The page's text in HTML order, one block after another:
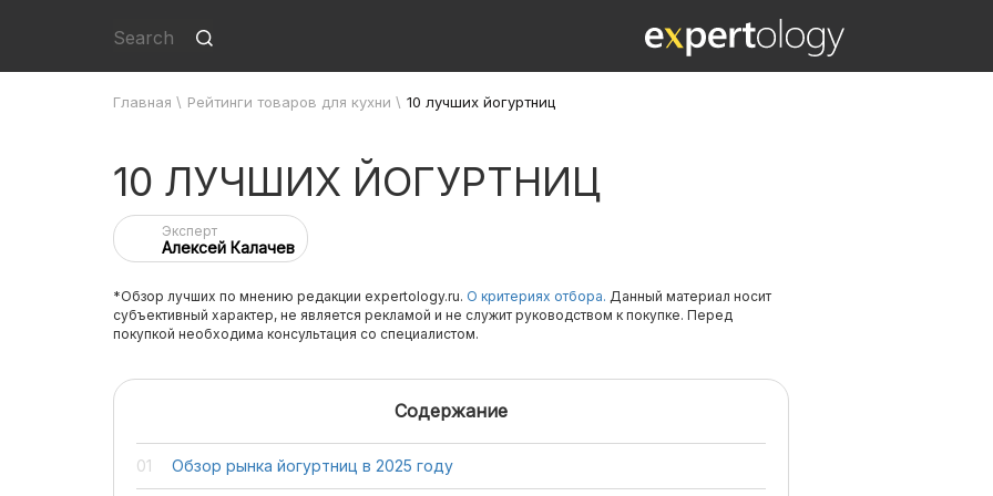
Главная \ Рейтинги товаров для кухни \ 10 лучших йогуртниц
10 ЛУЧШИХ ЙОГУРТНИЦ
Эксперт
Алексей Калачев
*Обзор лучших по мнению редакции expertology.ru. О критериях отбора. Данный материал носит
субъективный характер, не является рекламой и не служит руководством к покупке. Перед
покупкой необходима консультация со специалистом.
Содержание
Обзор рынка йогуртниц в 2025 году